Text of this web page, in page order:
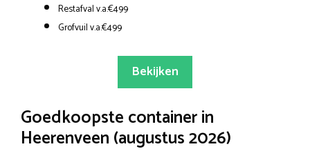
Restafval v.a.€499
Grofvuil v.a.€499
Bekijken
Goedkoopste container in
Heerenveen (augustus 2026)